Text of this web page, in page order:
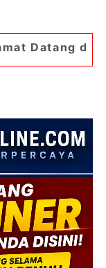
Portal Berita